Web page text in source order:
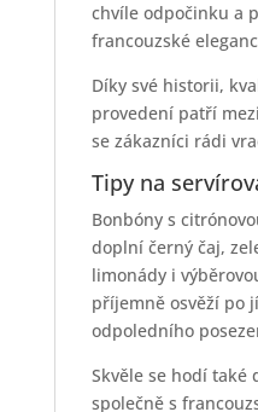
chvíle odpočinku a
francouzské
Díky své historii,
provedení patří
se zákazníci rádi
Tipy na
Bonbóny s
doplní černý čaj,
limonády i
příjemně osvěží po
odpoledního
Skvěle se hodí také
společně s